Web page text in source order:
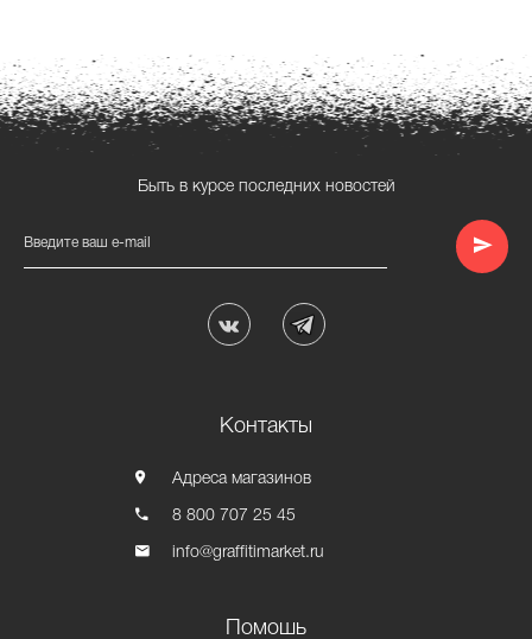
Быть в курсе последних новостей
Введите ваш e-mail
Контакты
Адреса магазинов
8 800 707 25 45
info@graffitimarket.ru
Помошь